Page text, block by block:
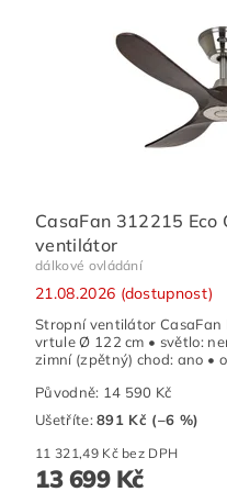
CasaFan 312215 Eco
ventilátor
dálkové ovládání
21.08.2026 (dostupnost)
Stropní ventilátor CasaFan
vrtule Ø 122 cm • světlo: není • pro místnosti 10 - 25
zimní (zpětný) chod: ano •
Původně: 14 590 Kč
Ušetříte:891 Kč (–6 %)
11 321,49 Kč bez DPH
13 699 Kč